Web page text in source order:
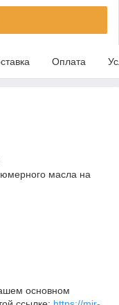
Оплата
масла на
основном